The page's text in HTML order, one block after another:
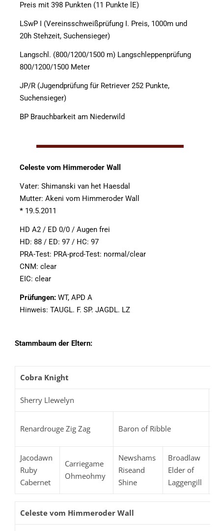
Preis mit 398 Punkten (11 Punkte lE)
LSwP I (Vereinsschweißprüfung I. Preis, 1000m und
20h Stehzeit, Suchensieger)
Langschl. (800/1200/1500 m) Langschleppenprüfung
800/1200/1500 Meter
JP/R (Jugendprüfung für Retriever 252 Punkte,
Suchensieger)
BP Brauchbarkeit am Niederwild
Celeste vom Himmeroder Wall
Vater: Shimanski van het Haesdal
Mutter: Akeni vom Himmeroder Wall
* 19.5.2011
HD A2 / ED 0/0 / Augen frei
HD: 88 / ED: 97 / HC: 97
PRA-Test: PRA-prcd-Test: normal/clear
CNM: clear
EIC: clear
Prüfungen: WT, APD A
Hinweis: TAUGL. F. SP. JAGDL. LZ
Stammbaum der Eltern:
Cobra Knight
Sherry Llewelyn
Renardrouge Zig Zag Baron of Ribble
Jacodawn
Ruby
Cabernet
Carriegame
Ohmeohmy
Newshams
Riseand
Shine
Broadlaw
Elder of
Laggengill
Celeste vom Himmeroder Wall